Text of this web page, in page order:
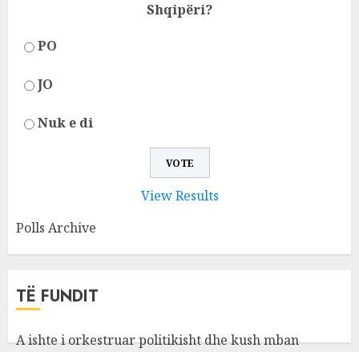
Shqipëri?
PO
JO
Nuk e di
View Results
Polls Archive
TË FUNDIT
A ishte i orkestruar politikisht dhe kush mban